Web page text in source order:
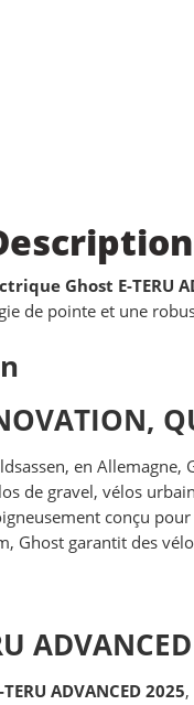
Ghost E-TERU
de pointe et une
en
de gravel, vélos
conçu
Ghost garantit des
ADVANCED 2025